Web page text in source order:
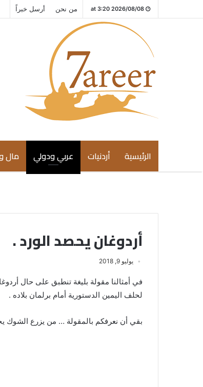
2026/08/08 at 3:20 من نحن أرسل خبراً
الرئيسية أردنيات عربي ودولي مال
أردوغان يحصد الورد .
يوليو 9, 2018
في أمثالنا مقولة بليغة تنطبق على حال
لحلف اليمين الدستورية أمام برلمان بلاده .
بقي أن نعرفكم بالمقولة … من يزرع الشوك